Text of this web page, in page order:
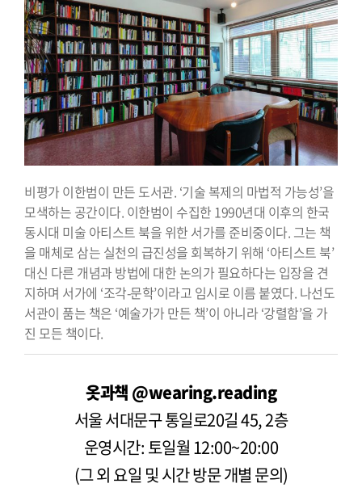
비평가 이한범이 만든 도서관. ‘기술 복제의 마법적 가능성’을
모색하는 공간이다. 이한범이 수집한 1990년대 이후의 한국
동시대 미술 아티스트 북을 위한 서가를 준비중이다. 그는 책
을 매체로 삼는 실천의 급진성을 회복하기 위해 ‘아티스트 북’
대신 다른 개념과 방법에 대한 논의가 필요하다는 입장을 견
지하며 서가에 ‘조각-문학’이라고 임시로 이름 붙였다. 나선도
서관이 품는 책은 ‘예술가가 만든 책’이 아니라 ‘강렬함’을 가
진 모든 책이다.
옷과책 @wearing.reading
서울 서대문구 통일로20길 45, 2층
운영시간: 토일월 12:00~20:00
(그 외 요일 및 시간 방문 개별 문의)